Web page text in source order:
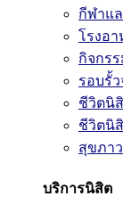
กีฬาแ
โรงอา
กิจกร
รอบรั้
ชีวิตนิ
ชีวิตนิ
สุขภา
บริการนิสิต